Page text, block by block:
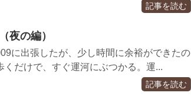
記事を読む
夜の編）
に出張したが、少し時間に余裕ができたの
だけで、すぐ運河にぶつかる。運...
記事を読む